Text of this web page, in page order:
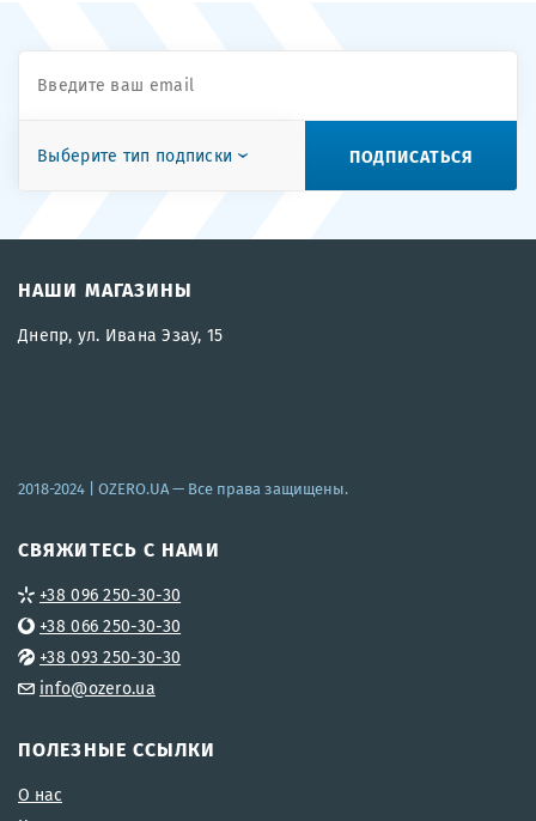
Выберите тип подписки ПОДПИСАТЬСЯ
НАШИ МАГАЗИНЫ
Днепр, ул. Ивана Эзау, 15
2018-2024 | OZERO.UA— Все права защищены.
СВЯЖИТЕСЬ С НАМИ
+38 096 250-30-30
+38 066 250-30-30
+38 093 250-30-30
info@ozero.ua
ПОЛЕЗНЫЕ ССЫЛКИ
О нас